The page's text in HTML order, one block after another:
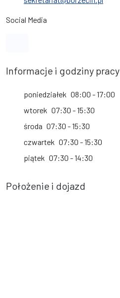
Social Media
Informacje i godziny pracy
poniedziałek 08:00 - 17:00
wtorek 07:30 - 15:30
środa 07:30 - 15:30
czwartek 07:30 - 15:30
piątek 07:30 - 14:30
Położenie i dojazd